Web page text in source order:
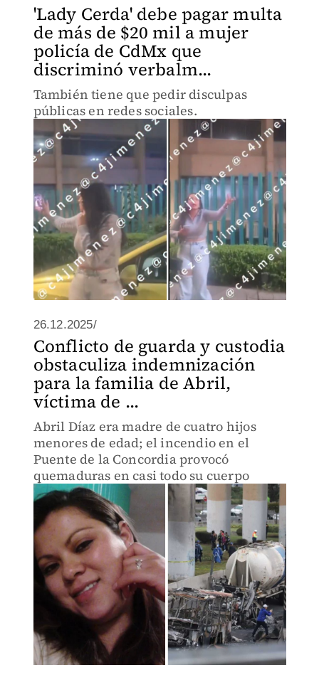
'Lady Cerda' debe pagar multa
de más de $20 mil a mujer
policía de CdMx que
discriminó verbalm...
También tiene que pedir disculpas
públicas en redes sociales.
26.12.2025/
Conflicto de guarda y custodia
obstaculiza indemnización
para la familia de Abril,
víctima de ...
Abril Díaz era madre de cuatro hijos
menores de edad; el incendio en el
Puente de la Concordia provocó
quemaduras en casi todo su cuerpo